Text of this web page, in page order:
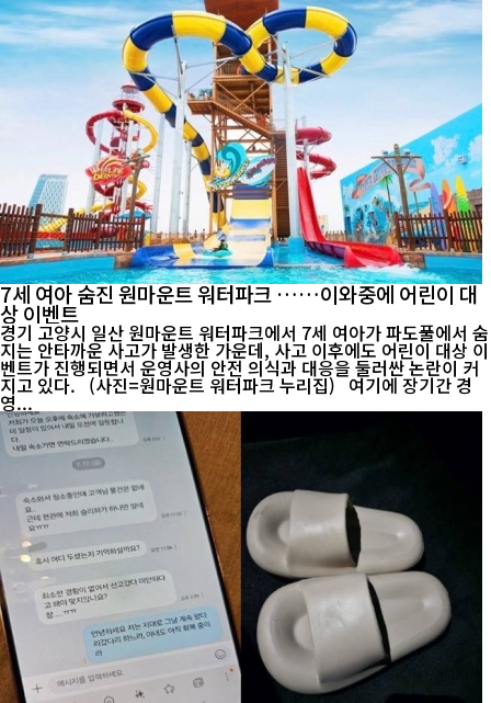
7세 여아 숨진 원마운트 워터파크 ……이와중에 어린이 대
상 이벤트
경기 고양시 일산 원마운트 워터파크에서 7세 여아가 파도풀에서 숨
지는 안타까운 사고가 발생한 가운데, 사고 이후에도 어린이 대상 이
벤트가 진행되면서 운영사의 안전 의식과 대응을 둘러싼 논란이 커
지고 있다. (사진=원마운트 워터파크 누리집) 여기에 장기간 경
영...